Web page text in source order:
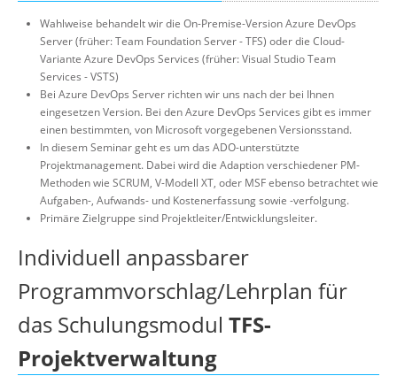
Wahlweise behandelt wir die On-Premise-Version Azure DevOps
Server (früher: Team Foundation Server - TFS) oder die Cloud-
Variante Azure DevOps Services (früher: Visual Studio Team
Services - VSTS)
Bei Azure DevOps Server richten wir uns nach der bei Ihnen
eingesetzen Version. Bei den Azure DevOps Services gibt es immer
einen bestimmten, von Microsoft vorgegebenen Versionsstand.
In diesem Seminar geht es um das ADO-unterstützte
Projektmanagement. Dabei wird die Adaption verschiedener PM-
Methoden wie SCRUM, V-Modell XT, oder MSF ebenso betrachtet wie
Aufgaben-, Aufwands- und Kostenerfassung sowie -verfolgung.
Primäre Zielgruppe sind Projektleiter/Entwicklungsleiter.
Individuell anpassbarer
Programmvorschlag/Lehrplan für
das Schulungsmodul TFS-
Projektverwaltung